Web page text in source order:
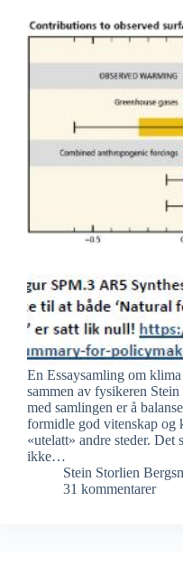
En Essaysamling om
sammen av fysikeren
med samlingen er å
formidle god vitenskap og
«utelatt» andre steder. Det
ikke…
Stein Storlien
31 kommentarer